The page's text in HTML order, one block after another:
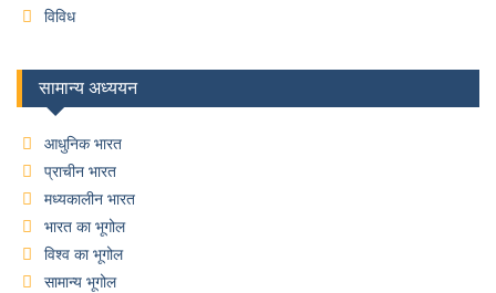
विविध
सामान्य अध्ययन
आधुनिक भारत
प्राचीन भारत
मध्यकालीन भारत
भारत का भूगोल
विश्व का भूगोल
सामान्य भूगोल